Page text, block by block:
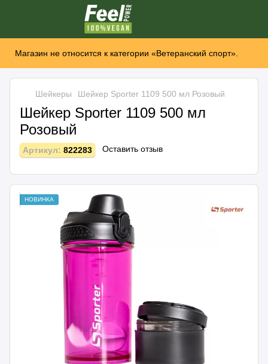
Магазин не относится к категории «Ветеранский спорт».
Шейкеры Шейкер Sporter 1109 500 мл Розовый
Шейкер Sporter 1109 500 мл
Розовый
Артикул: 822283 Оставить отзыв
НОВИНКА